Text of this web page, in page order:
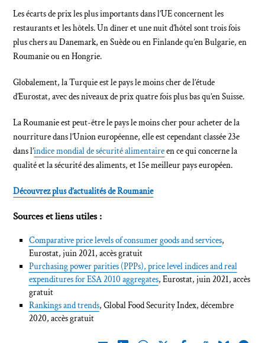
Les écarts de prix les plus importants dans l’UE concernent les
restaurants et les hôtels. Un dîner et une nuit d’hôtel sont trois fois
plus chers au Danemark, en Suède ou en Finlande qu’en Bulgarie, en
Roumanie ou en Hongrie.
Globalement, la Turquie est le pays le moins cher de l’étude
d’Eurostat, avec des niveaux de prix quatre fois plus bas qu’en Suisse.
La Roumanie est peut-être le pays le moins cher pour acheter de la
nourriture dans l’Union européenne, elle est cependant classée 23e
dans l’indice mondial de sécurité alimentaireen ce qui concerne la
qualité et la sécurité des aliments, et 15e meilleur pays européen.
Découvrez plus d’actualités de Roumanie
Sources et liens utiles :
Comparative price levels of consumer goods and services,
Eurostat, juin 2021, accès gratuit
Purchasing power parities (PPPs), price level indices and real
expenditures for ESA 2010 aggregates, Eurostat, juin 2021, accès
gratuit
Rankings and trends, Global Food Security Index, décembre
2020, accès gratuit